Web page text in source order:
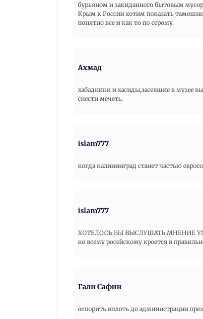
бурьяном и закиданного бытовым
Крым к России хотим показать
понятно все и как то по серому.
Ахмад
хабадники и хасиды,засевшие в музее
снести мечеть.
islam777
когда калининград станет частью
islam777
ХОТЕЛОСЬ БЫ ВЫСЛУШАТЬ МНЕНИЕ
ко всему росейскому кроется в
Гали Сафин
оспорить вплоть до администрации